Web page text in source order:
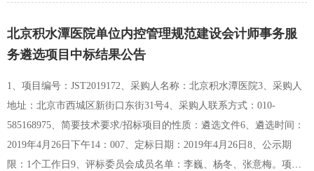
码证；法定代表人授权书；体现本企业质量体系的证明文件；中华人
民共和国特种设备安装改造维修许可证（电梯）A级资质；电梯原厂
维保资格的认可或授权，并提供相关证明文件；报价维保人员应持有
关部门核发的特种（电工）作业证和特种设备作业证。参加本次采购
活动前三年内，在经营活动中没有重大违法记录的声明。参加类似谈
判的成功案例；具有良好的商业信誉和健全的财务会计制度；供应商
北京积水潭医院单位内控管理规范建设会计师事务服
务遴选项目中标结果公告
1、项目编号：JST2019172、采购人名称：北京积水潭医院3、采购人
地址：北京市西城区新街口东街31号4、采购人联系方式：010-
585168975、简要技术要求/招标项目的性质：遴选文件6、遴选时间：
2019年4月26日下午14：007、定标日期：2019年4月26日8、公示期
限：1个工作日9、评标委员会成员名单：李巍、杨冬、张意梅。项目